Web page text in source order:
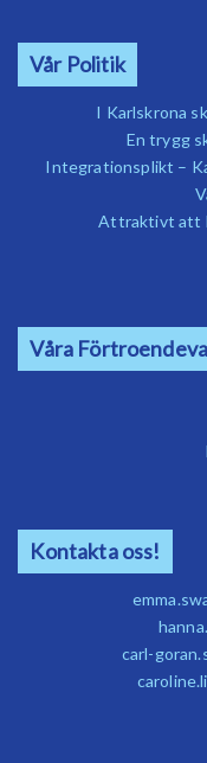
Vår Politik
I Karlskrona
En trygg
Integrationsplikt –
Attraktivt att
Våra
Kontakta oss!
carl-